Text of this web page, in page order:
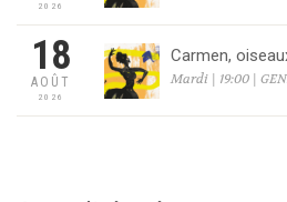
2026
18
AOÛT
2026
Carmen,
Mardi | 19:00 |